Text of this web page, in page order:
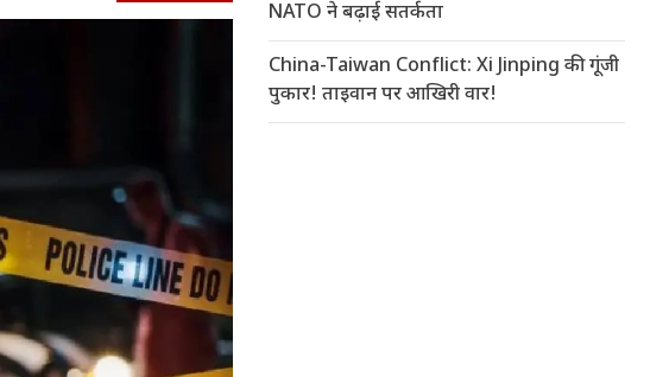
NATO ने बढ़ाई सतर्कता
China-Taiwan Conflict: Xi Jinping की गूंजी
पुकार! ताइवान पर आखिरी वार!